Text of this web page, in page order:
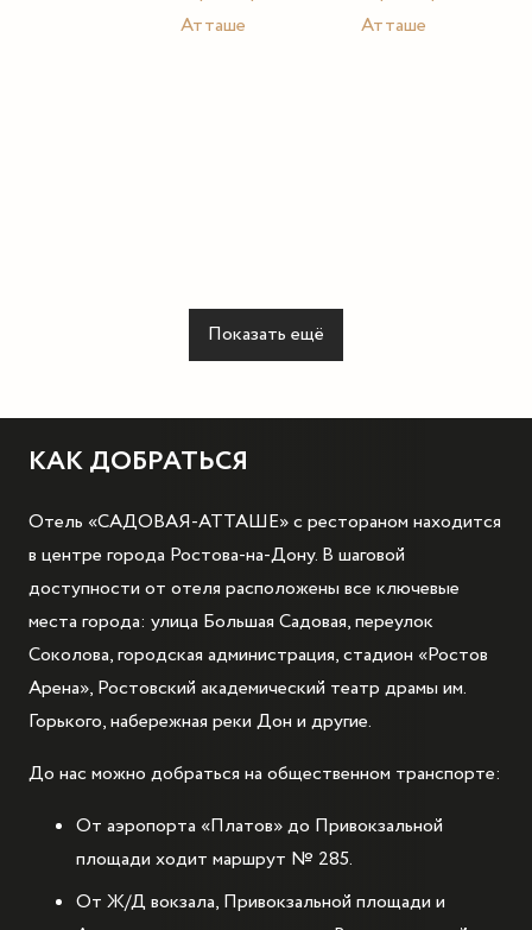
Показать ещё
КАК ДОБРАТЬСЯ
Отель «САДОВАЯ-АТТАШЕ» с рестораном находится
в центре города Ростова-на-Дону. В шаговой
доступности от отеля расположены все ключевые
места города: улица Большая Садовая, переулок
Соколова, городская администрация, стадион «Ростов
Арена», Ростовский академический театр драмы им.
Горького, набережная реки Дон и другие.
До нас можно добраться на общественном транспорте:
От аэропорта «Платов» до Привокзальной
площади ходит маршрут № 285.
От Ж/Д вокзала, Привокзальной площади и